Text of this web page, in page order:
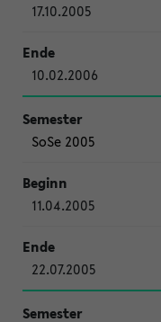
17.10.2005
10.02.2006
SoSe 2005
11.04.2005
22.07.2005